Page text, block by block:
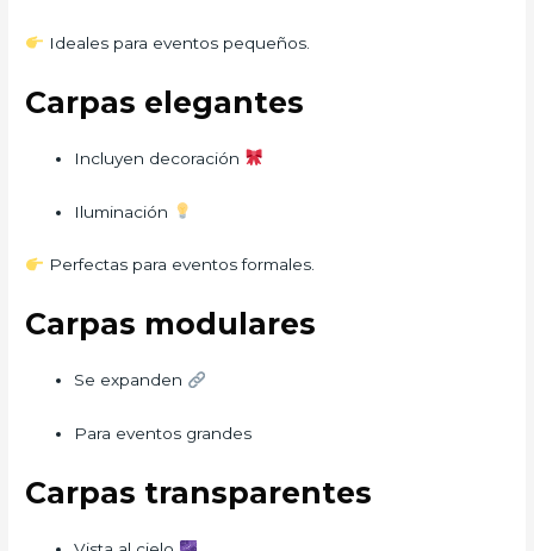
Ideales para eventos pequeños.
Carpas elegantes
Incluyen decoración
Iluminación
Perfectas para eventos formales.
Carpas modulares
Se expanden
Para eventos grandes
Carpas transparentes